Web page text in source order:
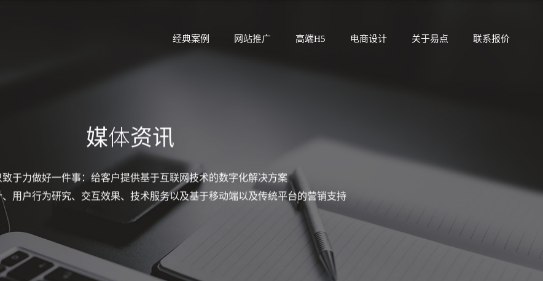
经典案例 网站推广 高端H5 电商设计 关于易点 联系报价
媒体资讯
致于力做好一件事：给客户提供基于互联网技术的数字化解决方案
用户行为研究、交互效果、技术服务以及基于移动端以及传统平台的营销支持